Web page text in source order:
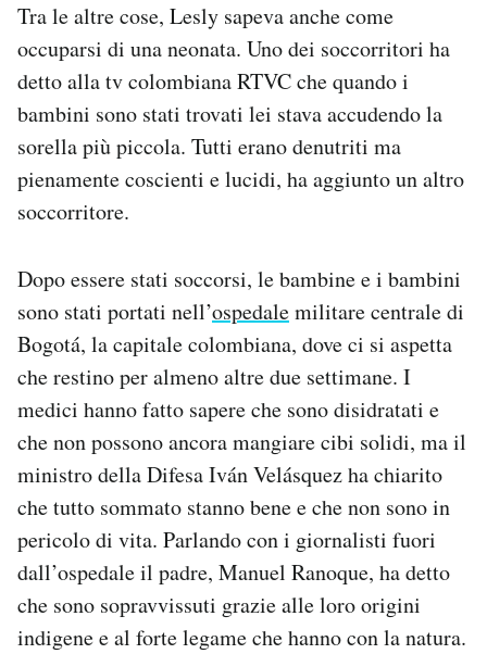
Tra le altre cose, Lesly sapeva anche come
occuparsi di una neonata. Uno dei soccorritori ha
detto alla tv colombiana RTVC che quando i
bambini sono stati trovati lei stava accudendo la
sorella più piccola. Tutti erano denutriti ma
pienamente coscienti e lucidi, ha aggiunto un altro
soccorritore.
Dopo essere stati soccorsi, le bambine e i bambini
sono stati portati nell’ospedalemilitare centrale di
Bogotá, la capitale colombiana, dove ci si aspetta
che restino per almeno altre due settimane. I
medici hanno fatto sapere che sono disidratati e
che non possono ancora mangiare cibi solidi, ma il
ministro della Difesa Iván Velásquez ha chiarito
che tutto sommato stanno bene e che non sono in
pericolo di vita. Parlando con i giornalisti fuori
dall’ospedale il padre, Manuel Ranoque, ha detto
che sono sopravvissuti grazie alle loro origini
indigene e al forte legame che hanno con la natura.